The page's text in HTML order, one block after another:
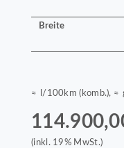
Breite
≈ l/100km (komb.), ≈
(inkl. 19% MwSt.)